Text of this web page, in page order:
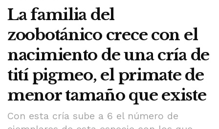
La familia del
zoobotánico crece con el
nacimiento de una cría de
tití pigmeo, el primate de
menor tamaño que existe
Con esta cría sube a 6 el número de